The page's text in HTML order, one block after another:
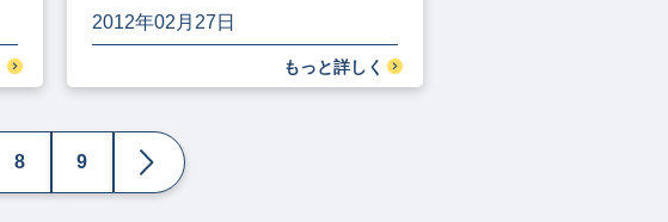
2012年02月27日
もっと詳しく
8 9